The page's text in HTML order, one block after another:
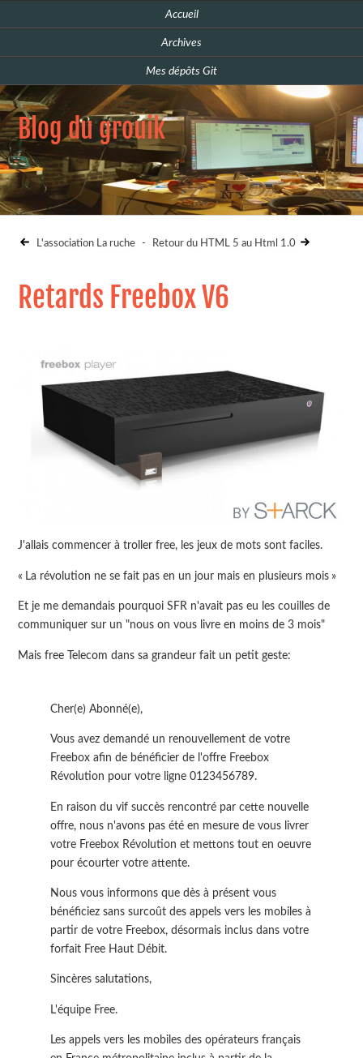
Accueil
Archives
Mes dépôts Git
Blog du grouik
L'association La ruche - Retour du HTML 5 au Html 1.0
Retards Freebox V6
J'allais commencer à troller free, les jeux de mots sont faciles.
La révolution ne se fait pas en un jour mais en plusieurs mois
Et je me demandais pourquoi SFR n'avait pas eu les couilles de
communiquer sur un "nous on vous livre en moins de 3 mois"
Mais free Telecom dans sa grandeur fait un petit geste:
Cher(e) Abonné(e),
Vous avez demandé un renouvellement de votre
Freebox afin de bénéficier de l'offre Freebox
Révolution pour votre ligne 0123456789.
En raison du vif succès rencontré par cette nouvelle
offre, nous n'avons pas été en mesure de vous livrer
votre Freebox Révolution et mettons tout en oeuvre
pour écourter votre attente.
Nous vous informons que dès à présent vous
bénéficiez sans surcoût des appels vers les mobiles à
partir de votre Freebox, désormais inclus dans votre
forfait Free Haut Débit.
Sincères salutations,
L'équipe Free.
Les appels vers les mobiles des opérateurs français